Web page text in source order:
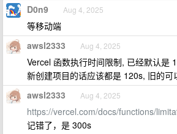
D0n9 Aug 4, 2025
等移动端
awsl2333 Aug 4, 2025
Vercel 函数执行时间限制, 已经默认是
新创建项目的话应该都是 120s, 旧的可
awsl2333 Aug 4, 2025
https://vercel.com/docs/functions/
记错了，是 300s